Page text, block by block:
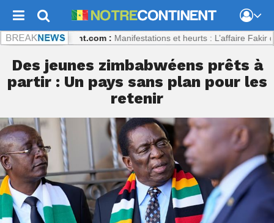
: Manifestations et heurts : L’affaire Fakir divise
Des jeunes zimbabwéens prêts à
partir : Un pays sans plan pour les
retenir